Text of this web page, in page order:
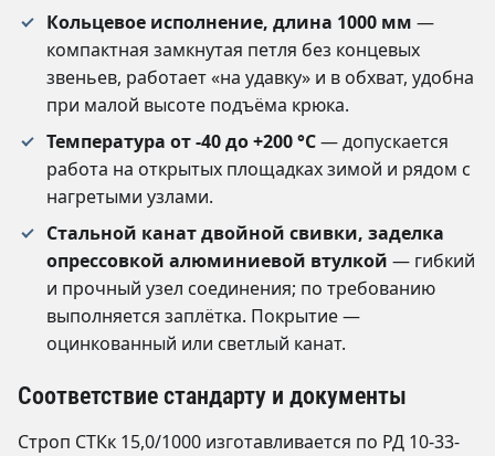
Кольцевое исполнение, длина 1000 мм —
компактная замкнутая петля без концевых
звеньев, работает «на удавку» и в обхват, удобна
при малой высоте подъёма крюка.
Температура от -40 до +200 °C— допускается
работа на открытых площадках зимой и рядом с
нагретыми узлами.
Стальной канат двойной свивки, заделка
опрессовкой алюминиевой втулкой — гибкий
и прочный узел соединения; по требованию
выполняется заплётка. Покрытие —
оцинкованный или светлый канат.
Соответствие стандарту и документы
Строп СТКк 15,0/1000 изготавливается по РД 10-33-